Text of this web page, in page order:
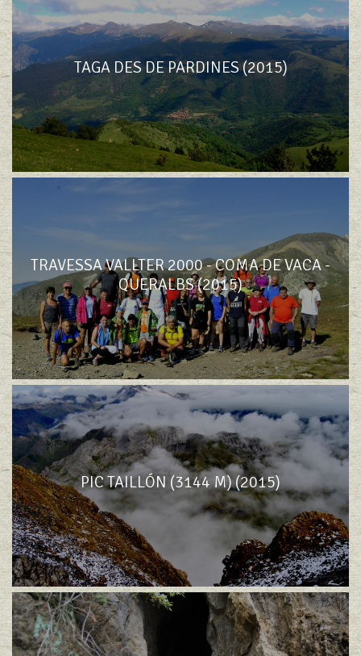
TAGA DES DE PARDINES (2015)
TRAVESSA VALLTER 2000 - COMA DE VACA -
QUERALBS (2015)
PIC TAILLÓN (3144 M) (2015)